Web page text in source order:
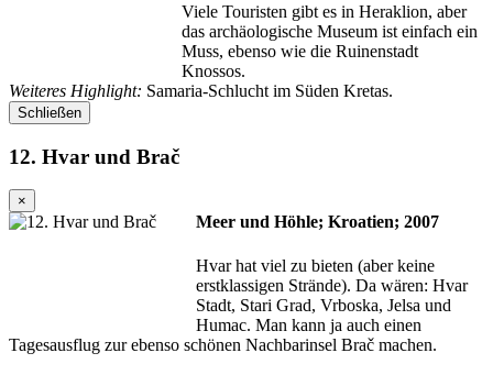
Viele Touristen gibt es in Heraklion, aber
das archäologische Museum ist einfach ein
Muss, ebenso wie die Ruinenstadt
Knossos.
Weiteres Highlight: Samaria-Schlucht im Süden Kretas.
Schließen
12. Hvar und Brač
×
Meer und Höhle; Kroatien; 2007
Hvar hat viel zu bieten (aber keine
erstklassigen Strände). Da wären: Hvar
Stadt, Stari Grad, Vrboska, Jelsa und
Humac. Man kann ja auch einen
Tagesausflug zur ebenso schönen Nachbarinsel Brač machen.